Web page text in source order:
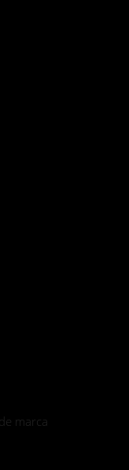
marca